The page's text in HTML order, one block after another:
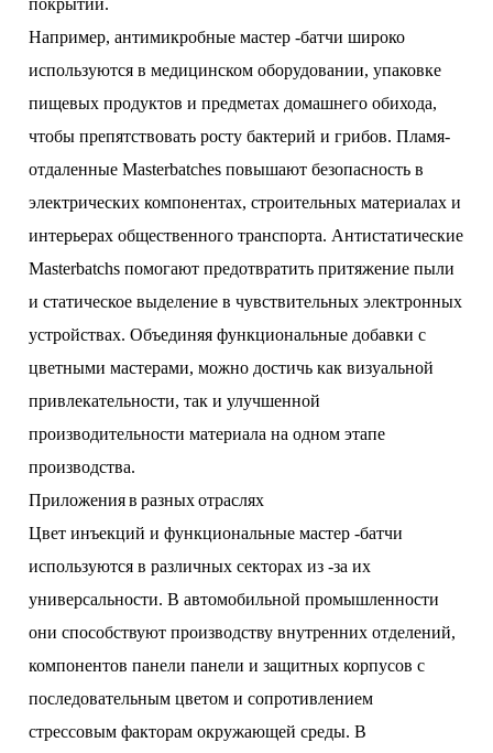
Например, антимикробные мастер -батчи широко
используются в медицинском оборудовании, упаковке
пищевых продуктов и предметах домашнего обихода,
чтобы препятствовать росту бактерий и грибов. Пламя-
отдаленные Masterbatches повышают безопасность в
электрических компонентах, строительных материалах и
интерьерах общественного транспорта. Антистатические
Masterbatchs помогают предотвратить притяжение пыли
и статическое выделение в чувствительных электронных
устройствах. Объединяя функциональные добавки с
цветными мастерами, можно достичь как визуальной
привлекательности, так и улучшенной
производительности материала на одном этапе
производства.
Приложения в разных отраслях
Цвет инъекций и функциональные мастер -батчи
используются в различных секторах из -за их
универсальности. В автомобильной промышленности
они способствуют производству внутренних отделений,
компонентов панели панели и защитных корпусов с
последовательным цветом и сопротивлением
стрессовым факторам окружающей среды. В